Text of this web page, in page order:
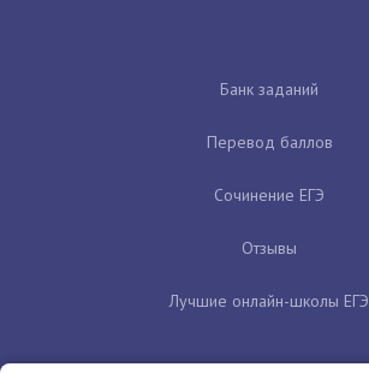
Банк заданий
Перевод баллов
Сочинение ЕГЭ
Отзывы
Лучшие онлайн-школы ЕГЭ